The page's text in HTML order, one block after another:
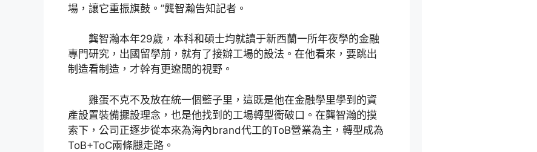
場，讓它重振旗鼓。”龔智瀚告知記者。
龔智瀚本年29歲，本科和碩士均就讀于新西蘭一所年夜學的金融
專門研究，出國留學前，就有了接辦工場的設法。在他看來，要跳出
制造看制造，才幹有更遼闊的視野。
雞蛋不克不及放在統一個籃子里，這既是他在金融學里學到的資
產設置裝備擺設理念，也是他找到的工場轉型衝破口。在龔智瀚的摸
索下，公司正逐步從本來為海內brand代工的ToB營業為主，轉型成為
ToB+ToC兩條腿走路。